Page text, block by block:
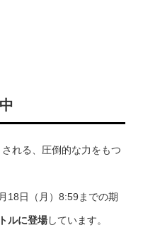
れる、圧倒的な力をもつ
18日（月）8:59までの期
ルに登場しています。